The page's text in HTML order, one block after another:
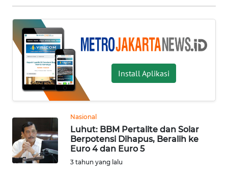
Install Aplikasi
Nasional
Luhut: BBM Pertalite dan Solar
Berpotensi Dihapus, Beralih ke
Euro 4 dan Euro 5
3 tahun yang lalu
UTAMA
SERBA-
SERBI
PERISTIWA
TOKOH
OPINI
Informasi